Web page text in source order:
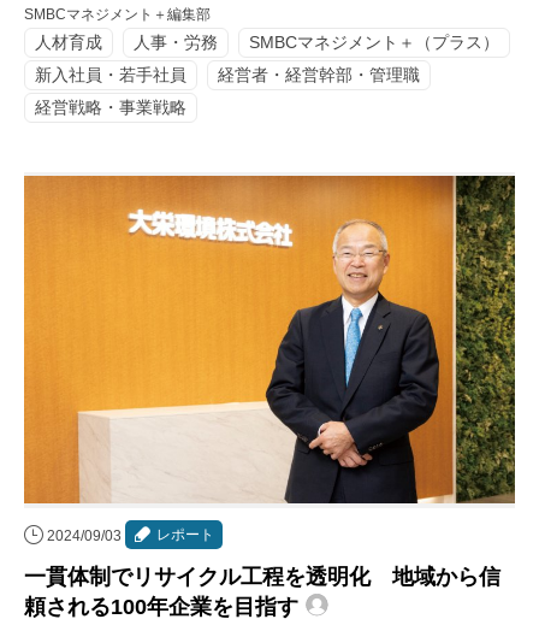
SMBCマネジメント＋編集部
人材育成 人事・労務
SMBCマネジメント＋（プラス）
新入社員・若手社員
経営者・経営幹部・管理職
経営戦略・事業戦略
2024/09/03 レポート
一貫体制でリサイクル工程を透明化 地域から信
頼される100年企業を目指す